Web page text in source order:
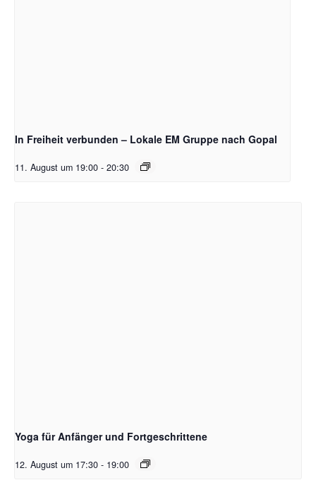
In Freiheit verbunden – Lokale EM Gruppe nach Gopal
11. August um 19:00 - 20:30
Yoga für Anfänger und Fortgeschrittene
12. August um 17:30 - 19:00